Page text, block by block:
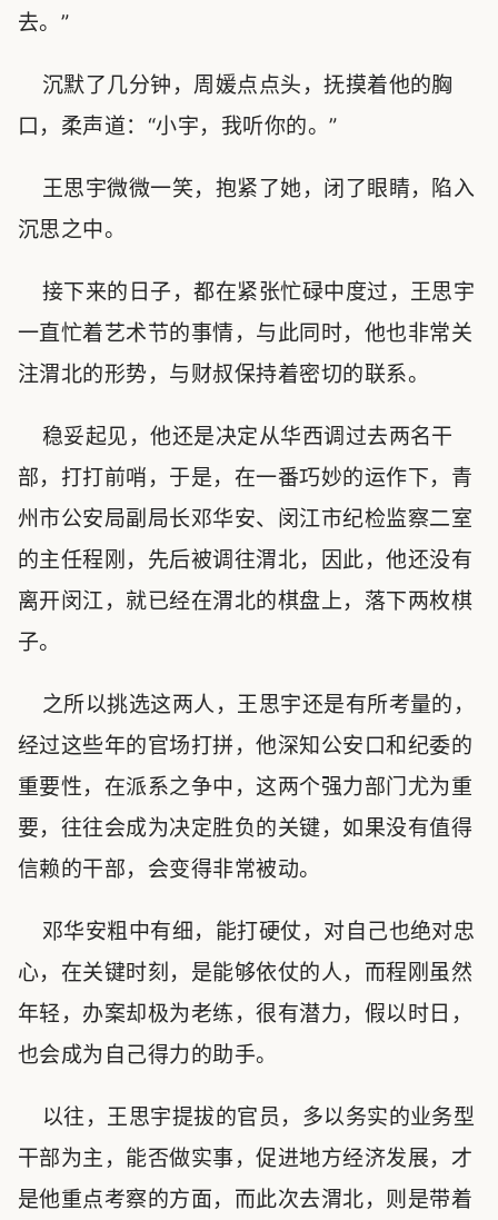
去。”
沉默了几分钟，周媛点点头，抚摸着他的胸
口，柔声道：“小宇，我听你的。”
王思宇微微一笑，抱紧了她，闭了眼睛，陷入
沉思之中。
接下来的日子，都在紧张忙碌中度过，王思宇
一直忙着艺术节的事情，与此同时，他也非常关
注渭北的形势，与财叔保持着密切的联系。
稳妥起见，他还是决定从华西调过去两名干
部，打打前哨，于是，在一番巧妙的运作下，青
州市公安局副局长邓华安、闵江市纪检监察二室
的主任程刚，先后被调往渭北，因此，他还没有
离开闵江，就已经在渭北的棋盘上，落下两枚棋
子。
之所以挑选这两人，王思宇还是有所考量的，
经过这些年的官场打拼，他深知公安口和纪委的
重要性，在派系之争中，这两个强力部门尤为重
要，往往会成为决定胜负的关键，如果没有值得
信赖的干部，会变得非常被动。
邓华安粗中有细，能打硬仗，对自己也绝对忠
心，在关键时刻，是能够依仗的人，而程刚虽然
年轻，办案却极为老练，很有潜力，假以时日，
也会成为自己得力的助手。
以往，王思宇提拔的官员，多以务实的业务型
干部为主，能否做实事，促进地方经济发展，才
是他重点考察的方面，而此次去渭北，则是带着